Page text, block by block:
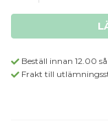
Beställ innan 12.00
Frakt till